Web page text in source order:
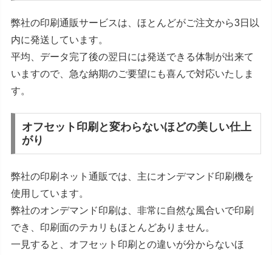
弊社の印刷通販サービスは、ほとんどがご注文から3日以
内に発送しています。
平均、データ完了後の翌日には発送できる体制が出来て
いますので、急な納期のご要望にも喜んで対応いたしま
す。
オフセット印刷と変わらないほどの美しい仕上
がり
弊社の印刷ネット通販では、主にオンデマンド印刷機を
使用しています。
弊社のオンデマンド印刷は、非常に自然な風合いで印刷
でき、印刷面のテカリもほとんどありません。
一見すると、オフセット印刷との違いが分からないほ